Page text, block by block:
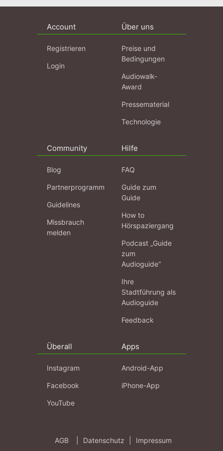
Account
Registrieren
Login
Über uns
Preise und
Bedingungen
Audiowalk-
Award
Pressematerial
Technologie
Community
Blog
Partnerprogramm
Guidelines
Missbrauch
melden
Hilfe
FAQ
Guide zum
Guide
How to
Hörspaziergang
Podcast „Guide
zum
Audioguide“
Ihre
Stadtführung als
Audioguide
Feedback
Überall
Instagram
Facebook
YouTube
Apps
Android-App
iPhone-App
AGB Datenschutz Impressum